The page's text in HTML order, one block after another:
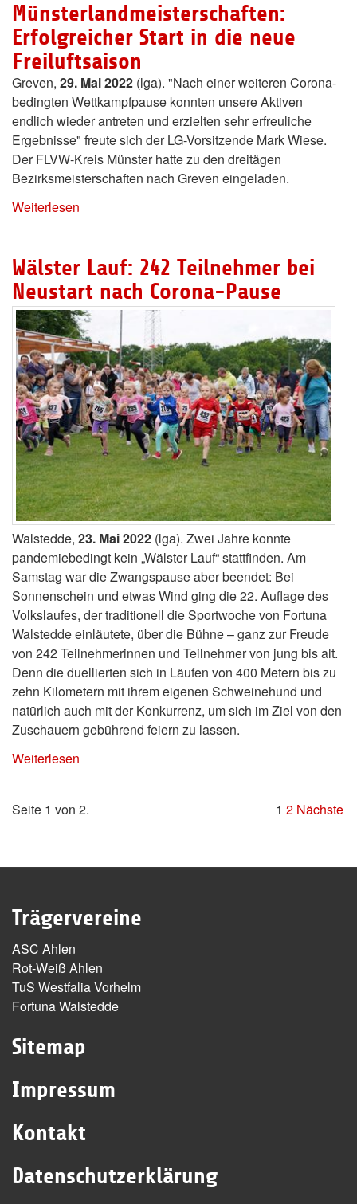
Münsterlandmeisterschaften:
Erfolgreicher Start in die neue
Freiluftsaison
Greven, 29. Mai 2022 (lga). "Nach einer weiteren Corona-
bedingten Wettkampfpause konnten unsere Aktiven
endlich wieder antreten und erzielten sehr erfreuliche
Ergebnisse" freute sich der LG-Vorsitzende Mark Wiese.
Der FLVW-Kreis Münster hatte zu den dreitägen
Bezirksmeisterschaften nach Greven eingeladen.
Weiterlesen
Wälster Lauf: 242 Teilnehmer bei
Neustart nach Corona-Pause
Walstedde, 23. Mai 2022 (lga). Zwei Jahre konnte
pandemiebedingt kein „Wälster Lauf“ stattfinden. Am
Samstag war die Zwangspause aber beendet: Bei
Sonnenschein und etwas Wind ging die 22. Auflage des
Volkslaufes, der traditionell die Sportwoche von Fortuna
Walstedde einläutete, über die Bühne – ganz zur Freude
von 242 Teilnehmerinnen und Teilnehmer von jung bis alt.
Denn die duellierten sich in Läufen von 400 Metern bis zu
zehn Kilometern mit ihrem eigenen Schweinehund und
natürlich auch mit der Konkurrenz, um sich im Ziel von den
Zuschauern gebührend feiern zu lassen.
Weiterlesen
Seite 1 von 2. 1 2 Nächste
Trägervereine
ASC Ahlen
Rot-Weiß Ahlen
TuS Westfalia Vorhelm
Fortuna Walstedde
Sitemap
Impressum
Kontakt
Datenschutzerklärung